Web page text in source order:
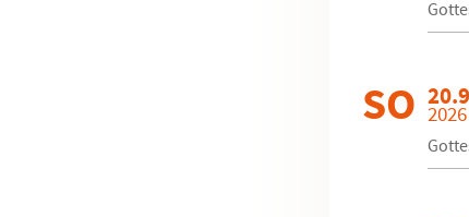
SO 2026